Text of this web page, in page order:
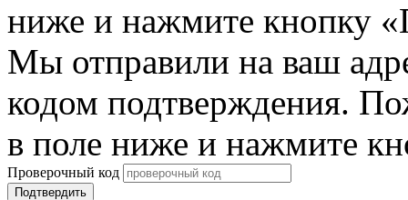
ниже и нажмите кнопку
Мы отправили на ваш
кодом подтверждения.
в поле ниже и нажмите
Проверочный код
Подтвердить